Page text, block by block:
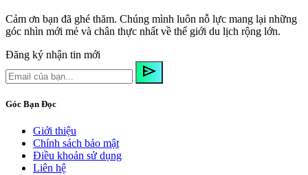
Cảm ơn bạn đã ghé thăm. Chúng mình luôn nỗ lực mang lại những
góc nhìn mới mẻ và chân thực nhất về thế giới du lịch rộng lớn.
Đăng ký nhận tin mới
send
Góc Bạn Đọc
Giới thiệu
Chính sách bảo mật
Điều khoản sử dụng
Liên hệ